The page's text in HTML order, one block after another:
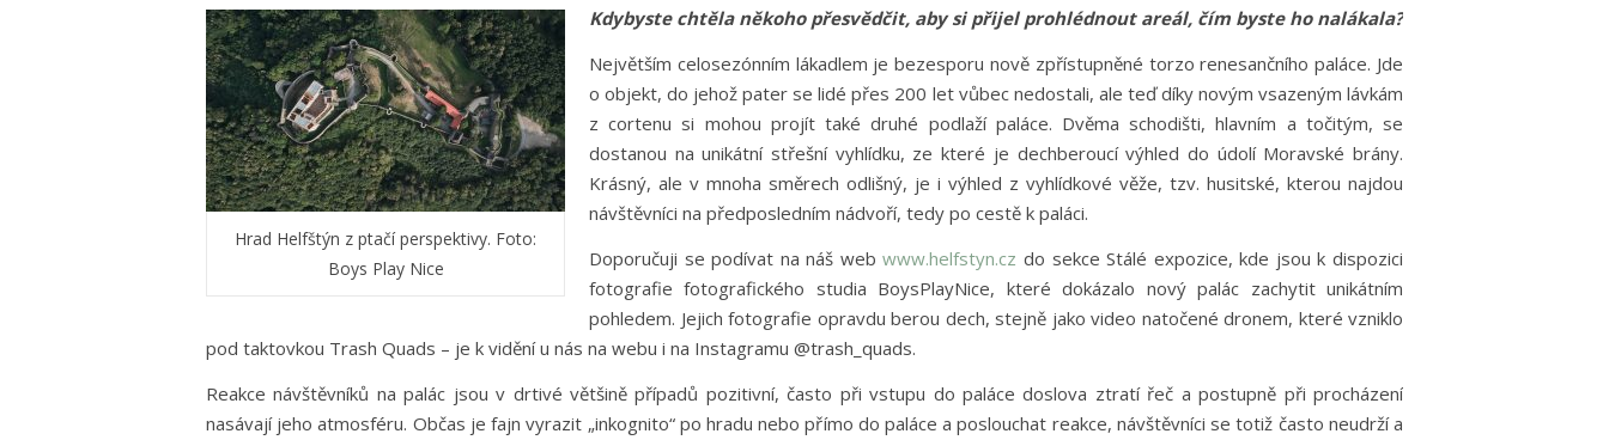
Hrad Helfštýn z ptačí perspektivy. Foto:
Boys Play Nice
Kdybyste chtěla někoho přesvědčit, aby si přijel prohlédnout areál, čím byste ho nalákala?
Největším celosezónním lákadlem je bezesporu nově zpřístupněné torzo renesančního paláce. Jde
o objekt, do jehož pater se lidé přes 200 let vůbec nedostali, ale teď díky novým vsazeným lávkám
z cortenu si mohou projít také druhé podlaží paláce. Dvěma schodišti, hlavním a točitým, se
dostanou na unikátní střešní vyhlídku, ze které je dechberoucí výhled do údolí Moravské brány.
Krásný, ale v mnoha směrech odlišný, je i výhled z vyhlídkové věže, tzv. husitské, kterou najdou
návštěvníci na předposledním nádvoří, tedy po cestě k paláci.
Doporučuji se podívat na náš webwww.helfstyn.cz do sekce Stálé expozice, kde jsou k dispozici
fotografie fotografického studia BoysPlayNice, které dokázalo nový palác zachytit unikátním
pohledem. Jejich fotografie opravdu berou dech, stejně jako video natočené dronem, které vzniklo
pod taktovkou Trash Quads – je k vidění u nás na webu i na Instagramu @trash_quads.
Reakce návštěvníků na palác jsou v drtivé většině případů pozitivní, často při vstupu do paláce doslova ztratí řeč a postupně při procházení
nasávají jeho atmosféru. Občas je fajn vyrazit „inkognito“ po hradu nebo přímo do paláce a poslouchat reakce, návštěvníci se totiž často neudrží a